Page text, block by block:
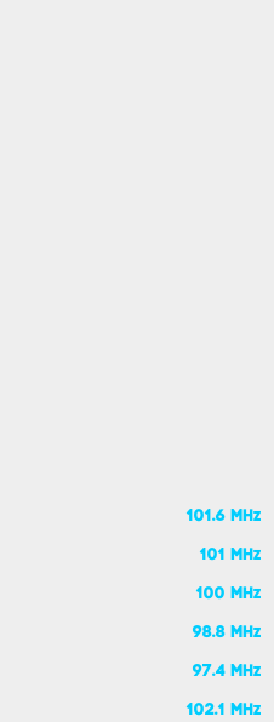
101.6 MHz
101 MHz
100 MHz
98.8 MHz
97.4 MHz
102.1 MHz